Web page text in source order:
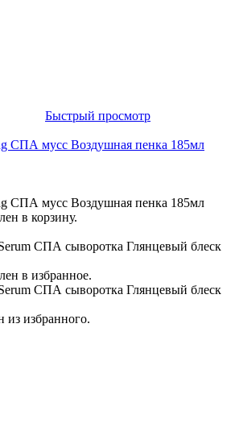
Быстрый просмотр
СПА мусс Воздушная пенка 185мл
СПА мусс Воздушная пенка 185мл
в корзину.
СПА сыворотка Глянцевый блеск
в избранное.
СПА сыворотка Глянцевый блеск
из избранного.